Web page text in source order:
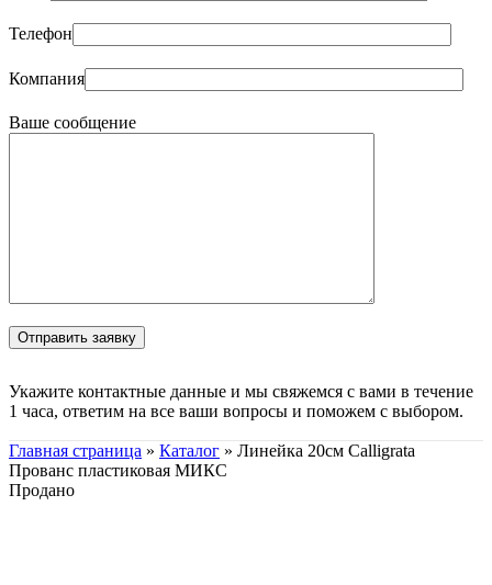
Телефон
Компания
Ваше сообщение
Укажите контактные данные и мы свяжемся с вами в течение
1 часа, ответим на все ваши вопросы и поможем с выбором.
Главная страница » Каталог » Линейка 20см Calligrata
Прованс пластиковая МИКС
Продано